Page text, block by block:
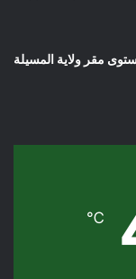
مقر ولاية المسيلة
℃